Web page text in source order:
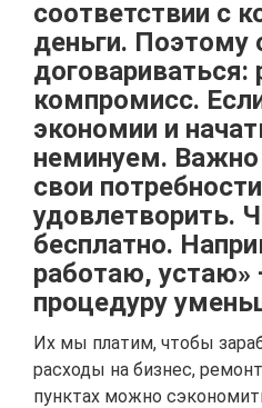
соответствии с
деньги. Поэтому
договариваться:
компромисс.
экономии и
неминуем.
свои
удовлетворить.
бесплатно.
работаю, устаю»
процедуру
Их мы платим, чтобы
расходы на бизнес,
пунктах можно